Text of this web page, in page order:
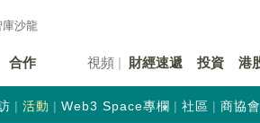
庫沙龍
合作 視頻 財經速遞 投資 港
活動 Web3 Space專欄 社區 商協會